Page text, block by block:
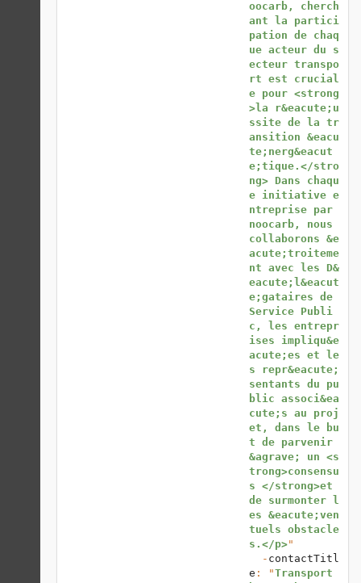
oocarb, cherch
ant la partici
pation de chaq
ue acteur du s
ecteur transpo
rt est crucial
e pour <strong
>la r&eacute;u
ssite de la tr
ansition &eacu
te;nerg&eacut
e;tique.</stro
ng> Dans chaqu
e initiative e
ntreprise par
noocarb, nous
collaborons &e
acute;troiteme
nt avec les D&
eacute;l&eacut
e;gataires de
Service Publi
c, les entrepr
ises impliqu&e
acute;es et le
s repr&eacute;
sentants du pu
blic associ&ea
cute;s au proj
et, dans le bu
t de parvenir
&agrave; un <s
trong>consensu
s </strong>et
de surmonter l
es &eacute;ven
tuels obstacle
s.</p>"
  -
contactTitl
e : "Transport